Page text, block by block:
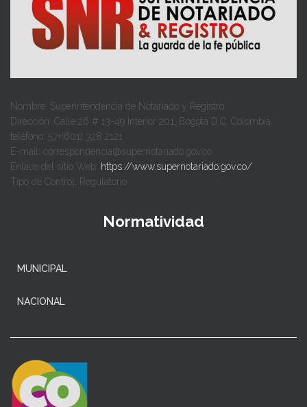
Nombre: Superintendencia de Notariado y Registro
Dirección: Calle 26 # 13-49 Interior 201, Bogotá D.C. Colombia.
teléfono: 57+(601) 328 2121
E-mail: correspondencia@supernotariado.gov.co
Enlace del sitio Web: https://www.supernotariado.gov.co/
Tipo de Control: Regulatorio
Normatividad
MUNICIPAL
NACIONAL